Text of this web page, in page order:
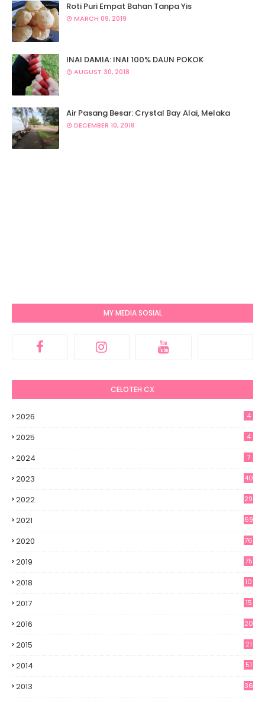
Roti Puri Empat Bahan Tanpa Yis
MARCH 09, 2019
INAI DAMIA: INAI 100% DAUN POKOK
AUGUST 30, 2018
Air Pasang Besar: Crystal Bay Alai, Melaka
DECEMBER 10, 2018
MY MEDIA SOSIAL
CELOTEH CX
2026 4
2025 4
2024 7
2023 40
2022 29
2021 69
2020 76
2019 75
2018 10
2017 15
2016 20
2015 21
2014 51
2013 36